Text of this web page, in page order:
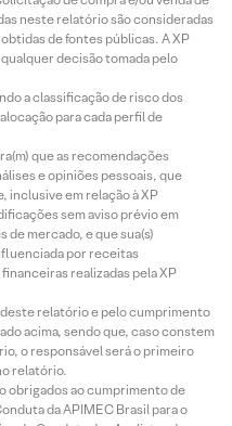
neste relatório são consideradas
de fontes públicas. A XP
decisão tomada pelo
a classificação de risco dos
para cada perfil de
que as recomendações
e opiniões pessoais, que
inclusive em relação à XP
sem aviso prévio em
mercado, e que sua(s)
por receitas
realizadas pela XP
relatório e pelo cumprimento
acima, sendo que, caso constem
o responsável será o primeiro
relatório.
obrigados ao cumprimento de
da APIMEC Brasil para o